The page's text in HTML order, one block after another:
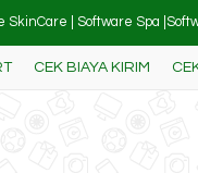
SkinCare | Software Spa
Pembukuan Universitas /
CEK BIAYA KIRIM